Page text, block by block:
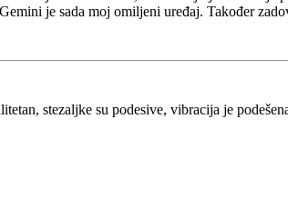
je sada moj omiljeni uređaj. Također
stezaljke su podesive, vibracija je